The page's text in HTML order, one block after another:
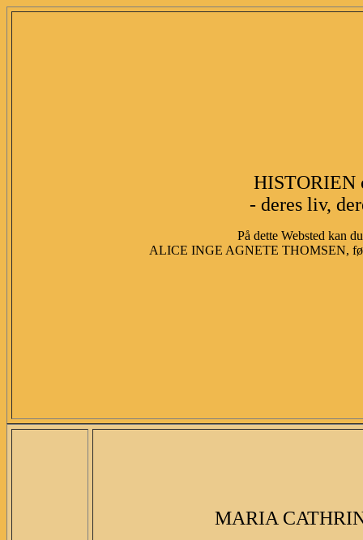
HISTORIEN
- deres liv,
På dette Websted kan
ALICE INGE AGNETE THOMSEN,
MARIA